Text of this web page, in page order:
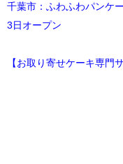
千葉市：ふわふわパンケ
3日オープン
【お取り寄せケーキ専門